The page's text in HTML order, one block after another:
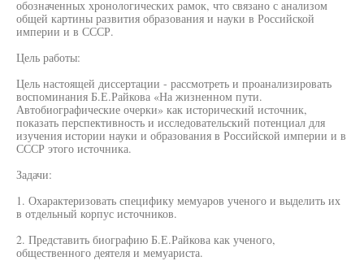
обозначенных хронологических рамок, что связано с анализом
общей картины развития образования и науки в Российской
империи и в СССР.
Цель работы:
Цель настоящей диссертации - рассмотреть и проанализировать
воспоминания Б.Е.Райкова «На жизненном пути.
Автобиографические очерки» как исторический источник,
показать перспективность и исследовательский потенциал для
изучения истории науки и образования в Российской империи и в
СССР этого источника.
Задачи:
1. Охарактеризовать специфику мемуаров ученого и выделить их
в отдельный корпус источников.
2. Представить биографию Б.Е.Райкова как ученого,
общественного деятеля и мемуариста.